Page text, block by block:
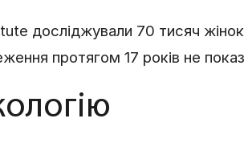
досліджували 70 тисяч
протягом 17 років не